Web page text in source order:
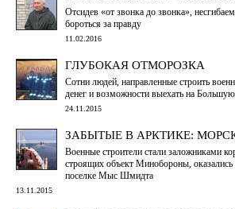
Отсидев «от звонка до звонка»,
бороться за правду
11.02.2016
ГЛУБОКАЯ ОТМОРОЗКА
Сотни людей, направленные строить
денег и возможности выехать на
24.11.2015
ЗАБЫТЫЕ В АРКТИКЕ:
Военные строители стали заложниками
строящих объект Минобороны,
поселке Мыс Шмидта
13.11.2015